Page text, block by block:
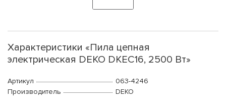
Характеристики «Пила цепная
электрическая DEKO DKEC16, 2500 Вт»
Артикул
063-4246
Производитель
DEKO